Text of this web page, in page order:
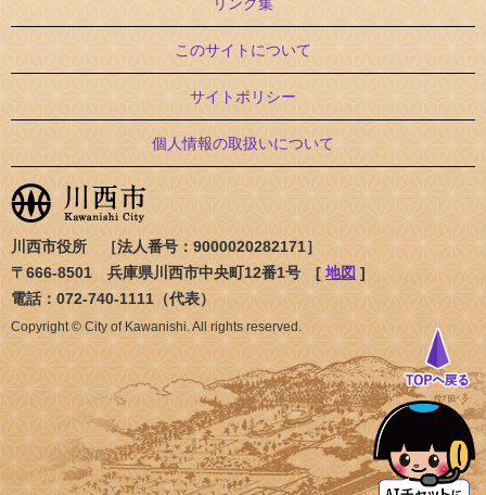
リンク集
このサイトについて
サイトポリシー
個人情報の取扱いについて
川西市役所 ［法人番号：9000020282171］
〒666-8501 兵庫県川西市中央町12番1号 [ 地図 ]
電話：072-740-1111（代表）
Copyright © City of Kawanishi. All rights reserved.